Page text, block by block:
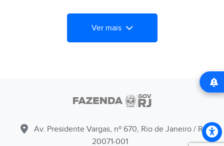
Ver mais
Av. Presidente Vargas, nº 670, Rio de Janeiro / RJ -
20071-001